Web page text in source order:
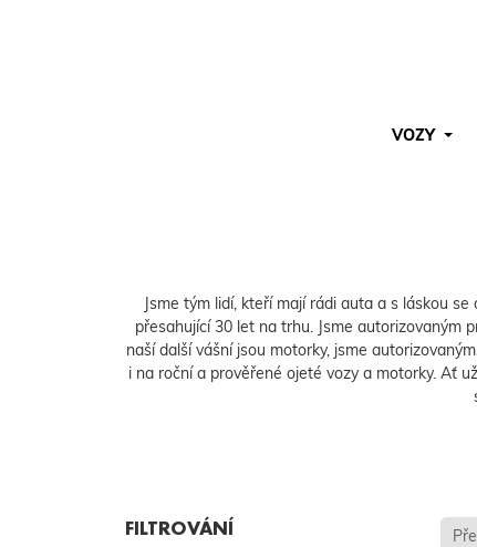
VOZY
Jsme tým lidí, kteří mají rádi auta a s láskou
přesahující 30 let na trhu. Jsme autorizovaným
naší další vášní jsou motorky, jsme
i na roční a prověřené ojeté vozy a motorky. Ať
FILTROVÁNÍ